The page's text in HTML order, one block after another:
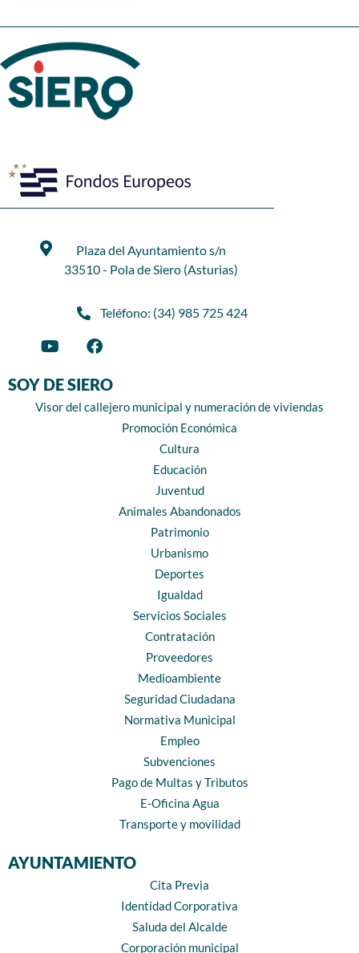
Plaza del Ayuntamiento s/n
33510 - Pola de Siero (Asturias)
Teléfono: (34) 985 725 424
SOY DE SIERO
Visor del callejero municipal y numeración de viviendas
Promoción Económica
Cultura
Educación
Juventud
Animales Abandonados
Patrimonio
Urbanismo
Deportes
Igualdad
Servicios Sociales
Contratación
Proveedores
Medioambiente
Seguridad Ciudadana
Normativa Municipal
Empleo
Subvenciones
Pago de Multas y Tributos
E-Oficina Agua
Transporte y movilidad
AYUNTAMIENTO
Cita Previa
Identidad Corporativa
Saluda del Alcalde
Corporación municipal